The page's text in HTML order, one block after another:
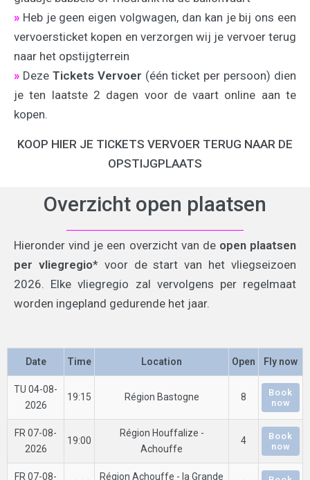
» Heb je geen eigen volgwagen, dan kan je bij ons een
vervoersticket kopen en verzorgen wij je vervoer terug
naar het opstijgterrein
» Deze Tickets Vervoer (één ticket per persoon) dien
je ten laatste 2 dagen voor de vaart online aan te
kopen.
KOOP HIER JE TICKETS VERVOER TERUG NAAR DE
OPSTIJGPLAATS
Overzicht open plaatsen
Hieronder vind je een overzicht van de open plaatsen
per vliegregio* voor de start van het vliegseizoen
2026. Elke vliegregio zal vervolgens per regelmaat
worden ingepland gedurende het jaar.
Date Time Location Open Fly now
TU 04-08-
2026
19:15 Région Bastogne 8
Book
now
FR 07-08-
2026
19:00
Région Houffalize -
Achouffe
4
Book
now
FR 07-08-
Région Achouffe - la Grande